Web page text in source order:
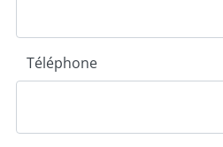
Téléphone